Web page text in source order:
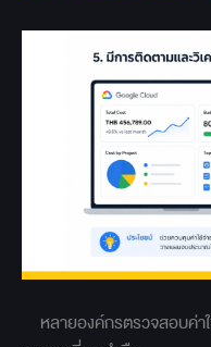
หลายองค์กรตรวจสอบค่าใ